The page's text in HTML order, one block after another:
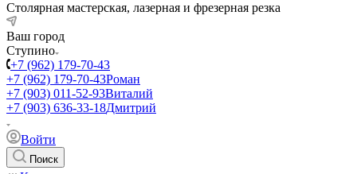
Столярная мастерская, лазерная и фрезерная резка
Ваш город
Ступино
+7 (962) 179-70-43
+7 (962) 179-70-43Роман
+7 (903) 011-52-93Виталий
+7 (903) 636-33-18Дмитрий
Войти
Поиск